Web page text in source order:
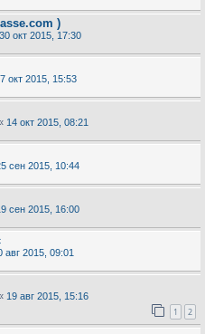
)
30 окт 2015, 17:30
окт 2015, 15:53
14 окт 2015, 08:21
сен 2015, 10:44
сен 2015, 16:00
авг 2015, 09:01
19 авг 2015, 15:16
1 2